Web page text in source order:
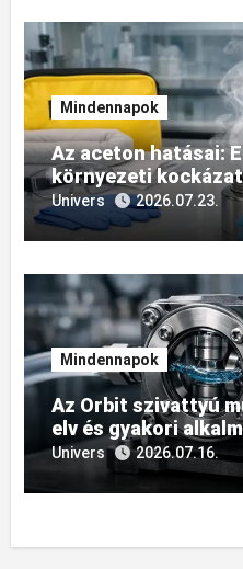
Mindennapok
Az aceton hatásai:
környezeti
biztonságos
Univers 2026.07.23.
Mindennapok
Az Orbit szivattyú
elv és gyakori
Univers 2026.07.16.